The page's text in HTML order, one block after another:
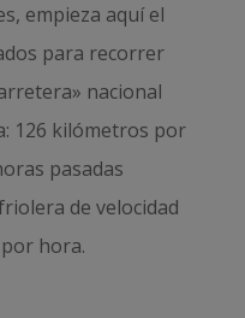
empieza aquí el
para recorrer
nacional
126 kilómetros por
pasadas
de velocidad
hora.